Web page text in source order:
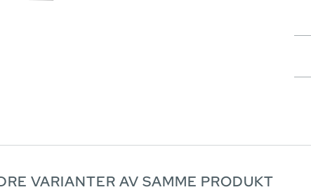
VARIANTER AV SAMME PRODUKT